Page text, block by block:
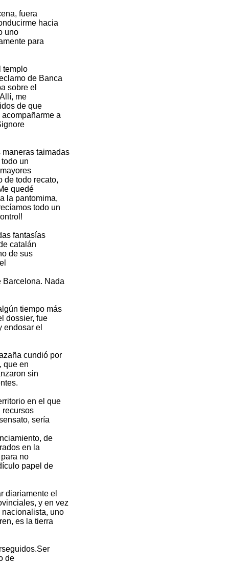
fuera
hacia
uno
para
templo
de Banca
sobre el
me
de que
a
taimadas
un
de todo recato,
quedé
la pantomima,
todo un
fantasías
catalán
de sus
Barcelona. Nada
tiempo más
dossier, fue
endosar el
cundió por
que en
sin
en el que
recursos
sería
de
en la
no
papel de
diariamente el
y en vez
uno
es la tierra
de